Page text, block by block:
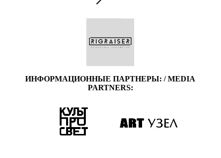
ИНФОРМАЦИОННЫЕ ПАРТНЕРЫ: / MEDIA
PARTNERS: